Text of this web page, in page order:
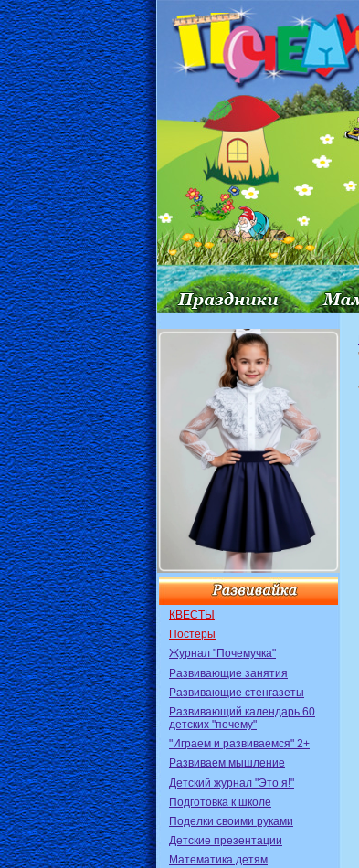
КВЕСТЫ
Постеры
Журнал "Почемучка"
Развивающие занятия
Развивающие стенгазеты
Развивающий календарь 60
детских "почему"
"Играем и развиваемся" 2+
Развиваем мышление
Детский журнал "Это я!"
Подготовка к школе
Поделки своими руками
Детские презентации
Математика детям